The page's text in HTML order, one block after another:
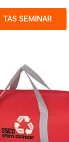
TAS SEMINAR